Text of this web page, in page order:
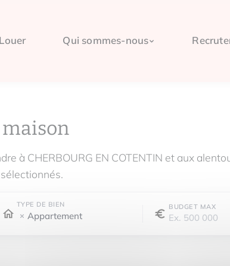
Louer Qui sommes-nous
à CHERBOURG EN COTENTIN et aux
TYPE DE BIEN
Appartement
BUDGET MAX